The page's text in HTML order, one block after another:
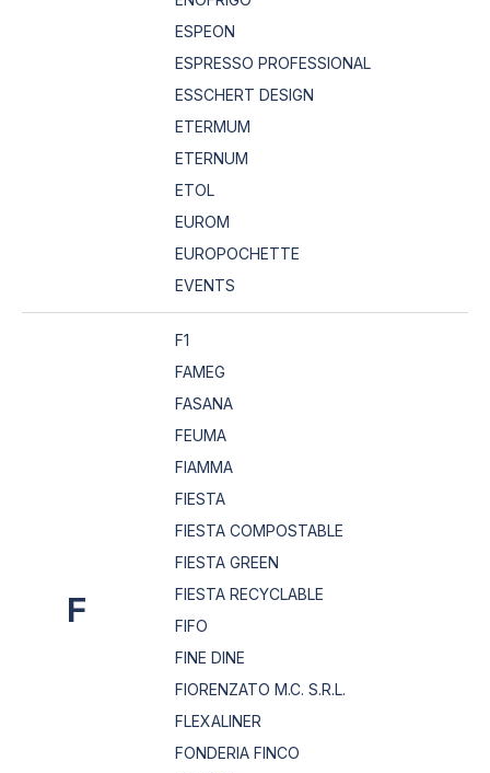
ESPEON
ESPRESSO PROFESSIONAL
ESSCHERT DESIGN
ETERMUM
ETERNUM
ETOL
EUROM
EUROPOCHETTE
EVENTS
F
F1
FAMEG
FASANA
FEUMA
FIAMMA
FIESTA
FIESTA COMPOSTABLE
FIESTA GREEN
FIESTA RECYCLABLE
FIFO
FINE DINE
FIORENZATO M.C. S.R.L.
FLEXALINER
FONDERIA FINCO